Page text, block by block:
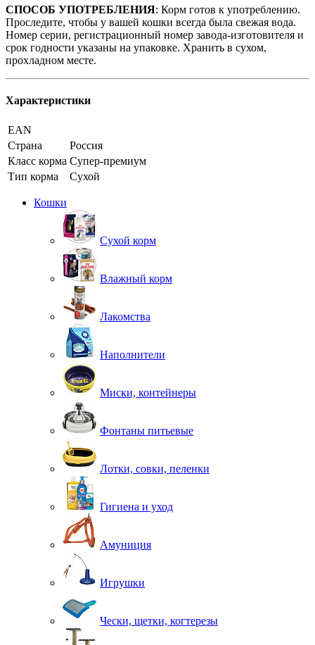
СПОСОБ УПОТРЕБЛЕНИЯ: Корм готов к употреблению.
Проследите, чтобы у вашей кошки всегда была свежая вода.
Номер серии, регистрационный номер завода-изготовителя и
срок годности указаны на упаковке. Хранить в сухом,
прохладном месте.
Характеристики
EAN
Страна
Россия
Класс корма Супер-премиум
Тип корма
Сухой
Кошки
Сухой корм
Влажный корм
Лакомства
Наполнители
Миски, контейнеры
Фонтаны питьевые
Лотки, совки, пеленки
Гигиена и уход
Амуниция
Игрушки
Чески, щетки, когтерезы